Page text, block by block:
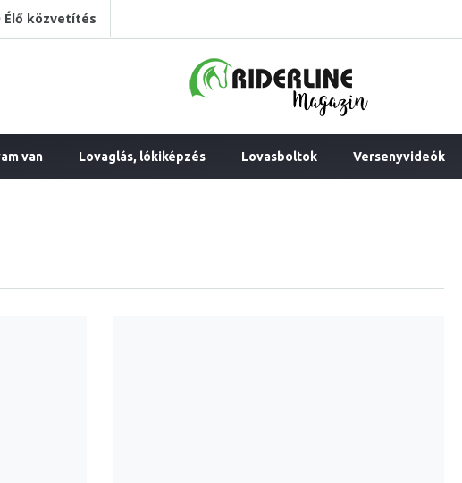
Élő közvetítés
van Lovaglás, lókiképzés Lovasboltok Versenyvideók